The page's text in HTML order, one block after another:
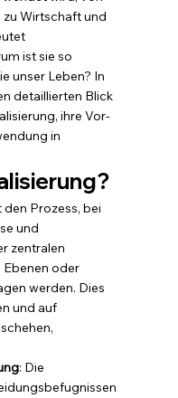
zu Wirtschaft und
ist sie so
unser Leben? In
detaillierten Blick
ihre Vor-
in
Prozess, bei
und
zentralen
oder
werden. Dies
und auf
: Die